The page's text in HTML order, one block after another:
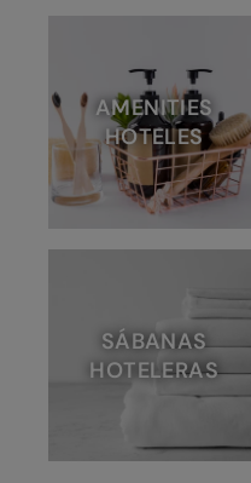
AMENITIES
HOTELES
SÁBANAS
HOTELERAS